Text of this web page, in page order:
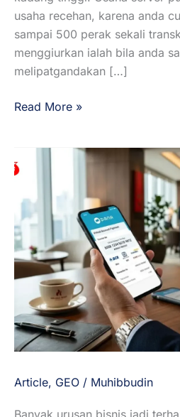
usaha recehan, karena anda
sampai 500 perak sekali
menggiurkan ialah bila anda
melipatgandakan […]
Read More »
Article, GEO / Muhibbudin
Banyak urusan bisnis jadi
Top
Virtual
Account
DANA
Cepat